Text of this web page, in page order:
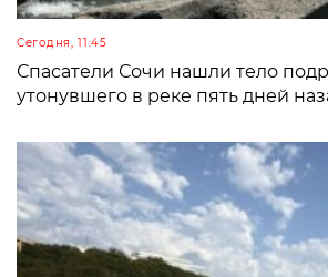
Сегодня, 11:45
Спасатели Сочи нашли тело
утонувшего в реке пять дней